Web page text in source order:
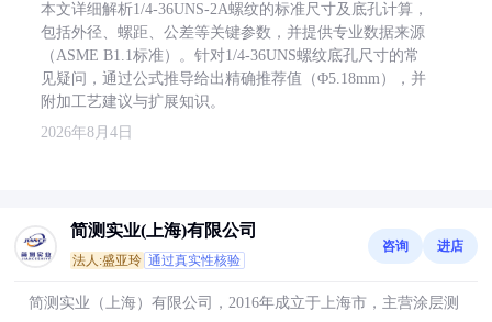
本文详细解析1/4-36UNS-2A螺纹的标准尺寸及底孔计算，
包括外径、螺距、公差等关键参数，并提供专业数据来源
（ASME B1.1标准）。针对1/4-36UNS螺纹底孔尺寸的常
见疑问，通过公式推导给出精确推荐值（Φ5.18mm），并
附加工艺建议与扩展知识。
2026年8月4日
简测实业(上海)有限公司
法人:盛亚玲 通过真实性核验
咨询 进店
简测实业（上海）有限公司，2016年成立于上海市，主营涂层测